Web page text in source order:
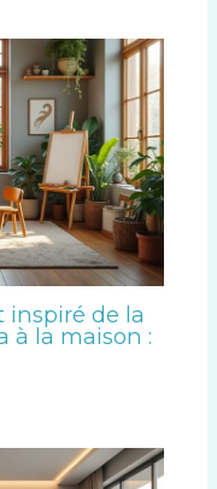
de la
à la maison :